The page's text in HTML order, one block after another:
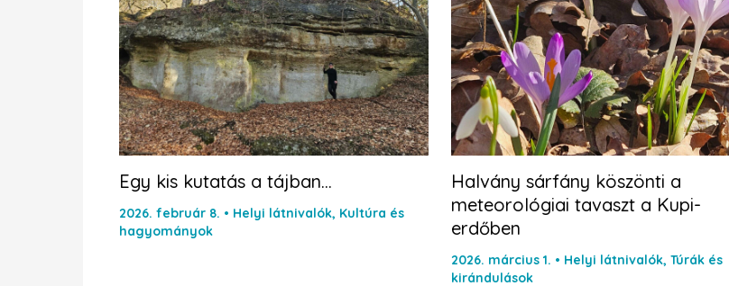
Egy kis kutatás a tájban…
2026. február 8. • Helyi látnivalók, Kultúra és
hagyományok
Halvány sárfány köszönti a
meteorológiai tavaszt a Kupi-
erdőben
2026. március 1. • Helyi látnivalók,Túrák és
kirándulások